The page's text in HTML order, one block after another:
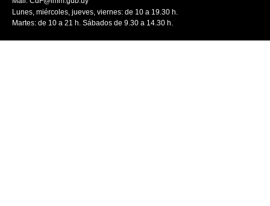
Lunes, miércoles, jueves, viernes: de 10 a 19.30 h.
Martes: de 10 a 21 h. Sábados de 9.30 a 14.30 h.